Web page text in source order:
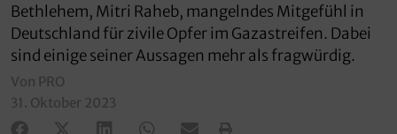
Bethlehem, Mitri Raheb, mangelndes Mitgefühl in
Deutschland für zivile Opfer im Gazastreifen. Dabei
sind einige seiner Aussagen mehr als fragwürdig.
Von PRO
31. Oktober 2023